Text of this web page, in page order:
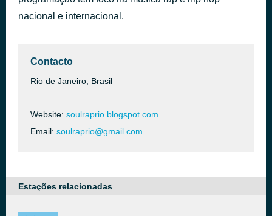
nacional e internacional.
Contacto
Rio de Janeiro, Brasil
Website: soulraprio.blogspot.com
Email: soulraprio@gmail.com
Estações relacionadas